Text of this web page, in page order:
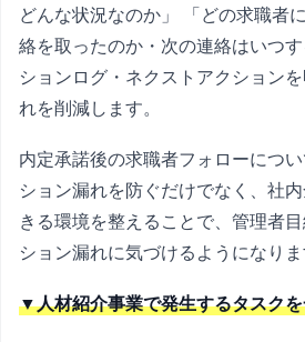
どんな状況なのか」 「どの求職者
絡を取ったのか・次の連絡はいつ
ションログ・ネクストアクション
れを削減します。
内定承諾後の求職者フォローにつ
ション漏れを防ぐだけでなく、社
きる環境を整えることで、管理者
ション漏れに気づけるようになりま
▼人材紹介事業で発生するタスク